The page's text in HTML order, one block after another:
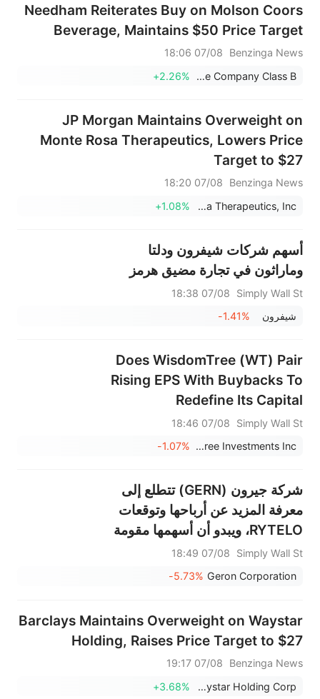
Needham Reiterates Buy on Molson Coors
Beverage, Maintains $50 Price Target
Benzinga News
07/08 18:06
Molson Coors Beverage Company Class B
+2.26%
JP Morgan Maintains Overweight on
Monte Rosa Therapeutics, Lowers Price
Target to $27
Benzinga News
07/08 18:20
Monte Rosa Therapeutics, Inc.
+1.08%
أسهم شركات شيفرون ودلتا
وماراثون في تجارة مضيق هرمز
Simply Wall St
07/08 18:38
شيفرون
-1.41%
Does WisdomTree (WT) Pair
Rising EPS With Buybacks To
Redefine Its Capital
Allocation Playbook?
Simply Wall St
07/08 18:46
WisdomTree Investments Inc
-1.07%
شركة جيرون (GERN) تتطلع إلى
معرفة المزيد عن أرباحها وتوقعات
RYTELO، ويبدو أن أسهمها مقومة
بأقل من قيمتها الحقيقية.
Simply Wall St
07/08 18:49
Geron Corporation
-5.73%
Barclays Maintains Overweight on Waystar
Holding, Raises Price Target to $27
Benzinga News
07/08 19:17
Waystar Holding Corp.
+3.68%